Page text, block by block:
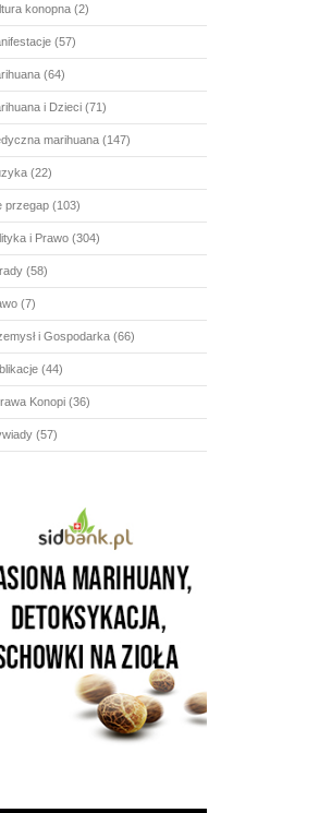
konopna(2)
(57)
(64)
i Dzieci(71)
marihuana(147)
(22)
przegap(103)
i Prawo(304)
(58)
(7)
i Gospodarka(66)
(44)
Konopi(36)
(57)